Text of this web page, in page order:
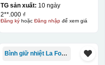
TG sản xuất: 10 ngày
2**.000 ₫
Đăng kýhoặc Đăng nhậpđể xem giá
Bình giữ nhiệt La Fonte